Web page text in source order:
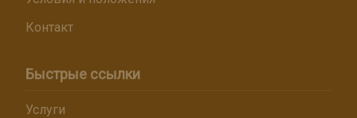
Контакт
Быстрые ссылки
Услуги